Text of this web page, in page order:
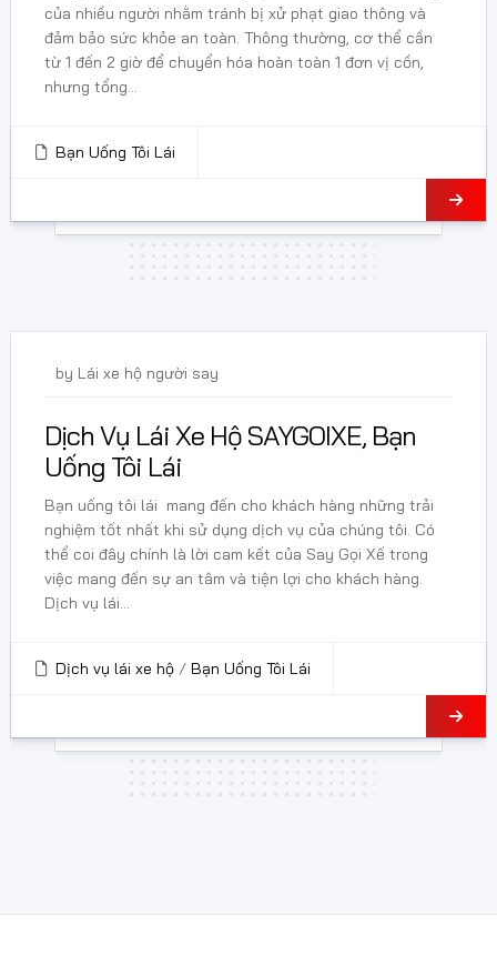
của nhiều người nhằm tránh bị xử phạt giao thông và
đảm bảo sức khỏe an toàn. Thông thường, cơ thể cần
từ 1 đến 2 giờ để chuyển hóa hoàn toàn 1 đơn vị cồn,
nhưng tổng...
Bạn Uống Tôi Lái
by Lái xe hộ người say
Dịch Vụ Lái Xe Hộ SAYGOIXE, Bạn
Uống Tôi Lái
Bạn uống tôi lái mang đến cho khách hàng những trải
nghiệm tốt nhất khi sử dụng dịch vụ của chúng tôi. Có
thể coi đây chính là lời cam kết của Say Gọi Xế trong
việc mang đến sự an tâm và tiện lợi cho khách hàng.
Dịch vụ lái...
Dịch vụ lái xe hộ / Bạn Uống Tôi Lái